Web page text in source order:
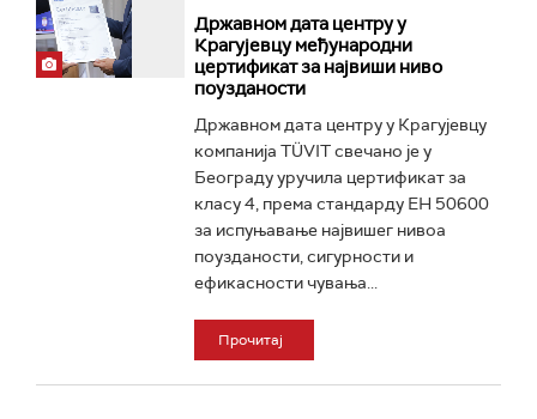
Државном дата центру у
Крагујевцу међународни
цертификат за највиши ниво
поузданости
Државном дата центру у Крагујевцу
компанија TÜVIT свечано је у
Београду уручила цертификат за
класу 4, према стандарду ЕН 50600
за испуњавање највишег нивоа
поузданости, сигурности и
ефикасности чувања...
Прочитај